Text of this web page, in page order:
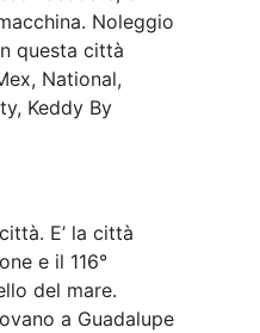
Noleggio
questa città
National,
Keddy By
E’ la città
e il 116°
del mare.
a Guadalupe